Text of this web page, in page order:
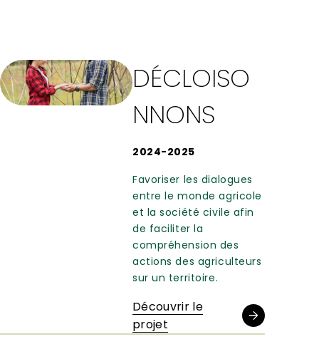
DÉCLOISO
NNONS
2024-2025
Favoriser les dialogues
entre le monde agricole
et la société civile afin
de faciliter la
compréhension des
actions des agriculteurs
sur un territoire.
Découvrir le
projet